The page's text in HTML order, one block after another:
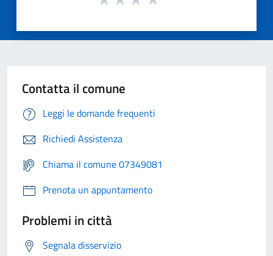
Contatta il comune
Leggi le domande frequenti
Richiedi Assistenza
Chiama il comune 07349081
Prenota un appuntamento
Problemi in città
Segnala disservizio